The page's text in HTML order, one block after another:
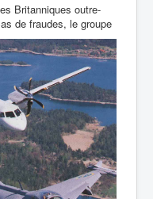
Britanniques outre-
de fraudes, le groupe